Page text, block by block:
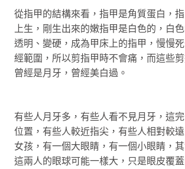
從指甲的結構來看，指甲是角質蛋白，
上生，剛生出來的嫩指甲是白色的，白
透明、變硬，成為甲床上的指甲，慢慢
經範圍，所以剪指甲時不會痛，而這些
曾經是月牙，曾經美白過。
有些人月牙多，有些人看不見月牙，這
位置，有些人較近指尖，有些人相對較
女孩，有一個大眼睛，有一個小眼睛，
這兩人的眼球可能一樣大，只是眼皮覆